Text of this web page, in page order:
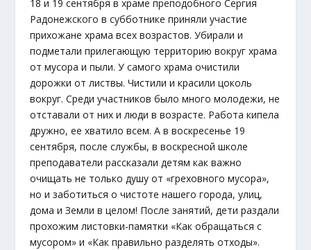
18 и 19 сентября в храме преподобного Сергия
Радонежского в субботнике приняли участие
прихожане храма всех возрастов. Убирали и
подметали прилегающую территорию вокруг храма
от мусора и пыли. У самого храма очистили
дорожки от листвы. Чистили и красили цоколь
вокруг. Среди участников было много молодежи, не
отставали от них и люди в возрасте. Работа кипела
дружно, ее хватило всем. А в воскресенье 19
сентября, после службы, в воскресной школе
преподаватели рассказали детям как важно
очищать не только душу от «греховного мусора»,
но и заботиться о чистоте нашего города, улиц,
дома и Земли в целом! После занятий, дети раздали
прохожим листовки-памятки «Как обращаться с
мусором» и «Как правильно разделять отходы».